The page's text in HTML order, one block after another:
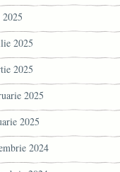
2025
2025
2025
2025
2024